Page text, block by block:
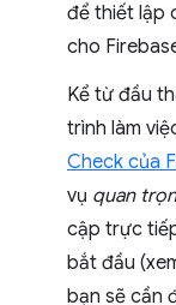
để thiết lập
cho
Kể từ đầu
trình làm
Check của
vụ quan
cập trực
bắt đầu
bạn sẽ cần